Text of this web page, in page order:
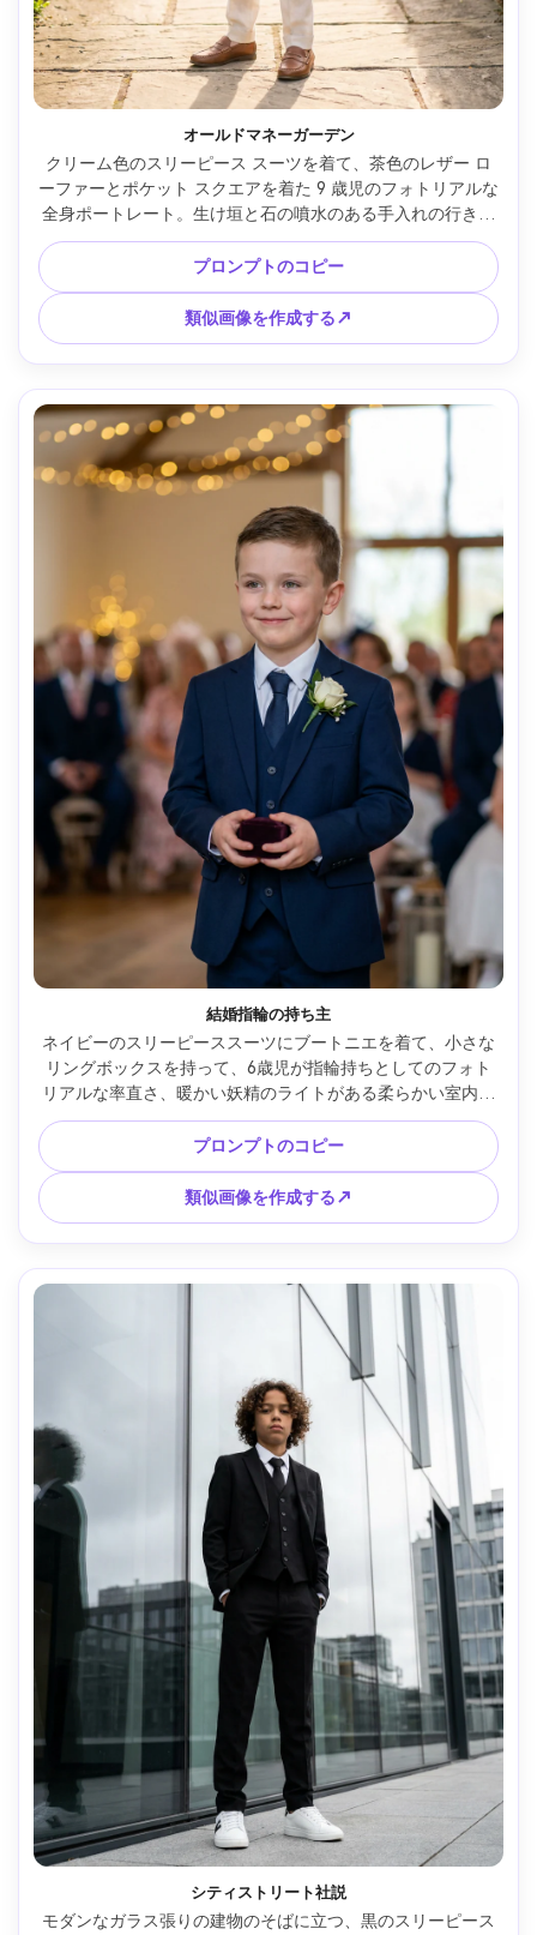
オールドマネーガーデン
クリーム色のスリーピース スーツを着て、茶色のレザー ロ
ーファーとポケット スクエアを着た 9 歳児のフォトリアルな
全身ポートレート。生け垣と石の噴水のある手入れの行き届
いたエステート ガーデンに立っています。ゴールデン アワ
ーの日差し、風通しの良いパステル、Sony A7IV で撮影、
50mm f/1.8、ルール オブ サーズ 構図、柔らかいボケ、洗練
された昔ながらの美学、リアルな生地の質感とステッチ --ar
4:5
プロンプトのコピー
類似画像を作成する↗
結婚指輪の持ち主
ネイビーのスリーピーススーツにブートニエを着て、小さな
リングボックスを持って、6歳児が指輪持ちとしてのフォト
リアルな率直さ、暖かい妖精のライトがある柔らかい室内セ
レモニー背景、群衆の中で優しいモーションブラー、Nikon
Z8で撮影、135mm f/2.8で70-200mm、アイレベル、自然な
表情、リアルな肌とスーツの生地、エレガントな結婚式の写
真撮影ルック --ar 4:5
プロンプトのコピー
類似画像を作成する↗
シティストリート社説
モダンなガラス張りの建物のそばに立つ、黒のスリーピース